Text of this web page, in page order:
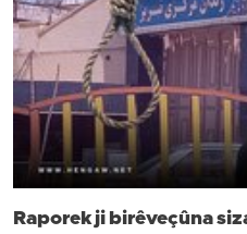
Raporek ji birêveçûna